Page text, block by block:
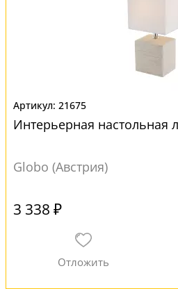
21675
Интерьерная настольная
Globo (Австрия)
3 338 ₽